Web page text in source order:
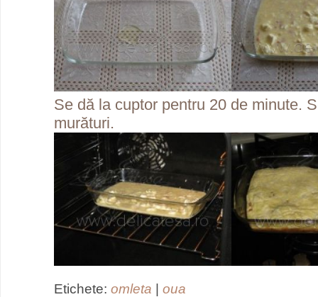
Se dă la cuptor pentru 20 de minute.
murături.
Etichete: omleta | oua